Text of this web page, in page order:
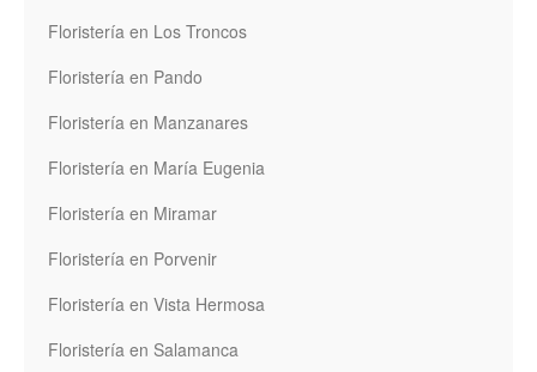
Floristería en Los Troncos
Floristería en Pando
Floristería en Manzanares
Floristería en María Eugenia
Floristería en Miramar
Floristería en Porvenir
Floristería en Vista Hermosa
Floristería en Salamanca